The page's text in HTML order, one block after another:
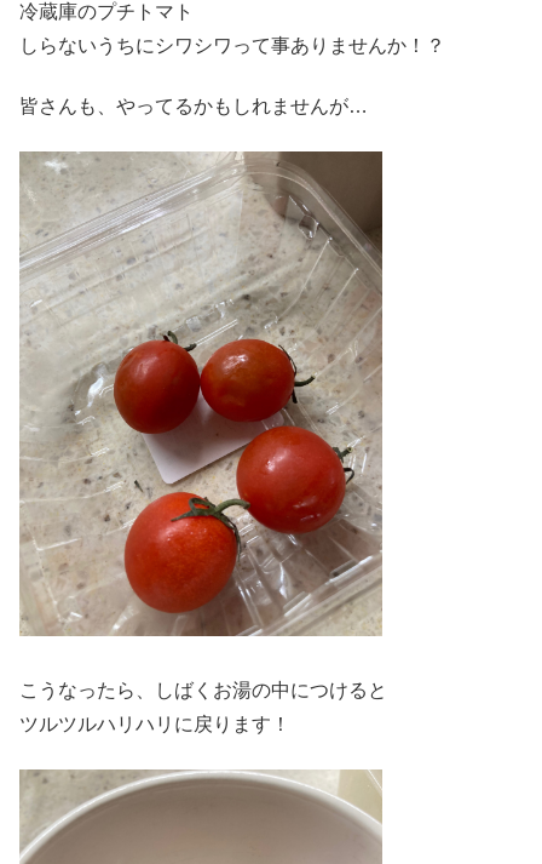
冷蔵庫のプチトマト
しらないうちにシワシワって事ありませんか！？
皆さんも、やってるかもしれませんが…
こうなったら、しばくお湯の中につけると
ツルツルハリハリに戻ります！